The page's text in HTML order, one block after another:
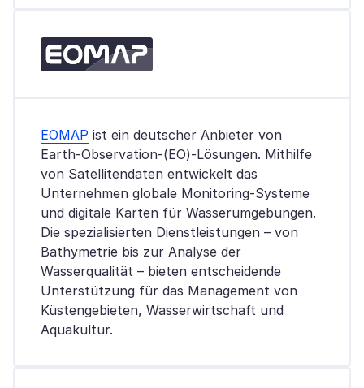
EOMAP ist ein deutscher Anbieter von
Earth-Observation-(EO)-Lösungen. Mithilfe
von Satellitendaten entwickelt das
Unternehmen globale Monitoring-Systeme
und digitale Karten für Wasserumgebungen.
Die spezialisierten Dienstleistungen – von
Bathymetrie bis zur Analyse der
Wasserqualität – bieten entscheidende
Unterstützung für das Management von
Küstengebieten, Wasserwirtschaft und
Aquakultur.